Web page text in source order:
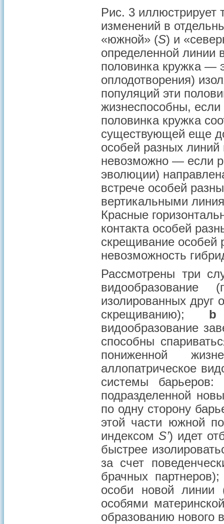
Рис. 3 иллюстрирует
изменений в
«южной» (S) и
определенной линии
половинка кружка —
оплодотворения)
популяций эти
жизнеспособны,
половинка кружка
существующей еще
особей разных
невозможно — если
эволюции)
встрече особей
вертикальными
Красные
контакта особей
скрещивание особей
невозможность
Рассмотрены три
видообразование
изолированных друг
скрещиванию); b
видообразование
способны
пониженной
аллопатрическое
системы барьеров:
подразделенной
по одну сторону
этой части южной
индексом S’) идет
быстрее
за счет
брачных
особи новой линии
особями
образованию нового